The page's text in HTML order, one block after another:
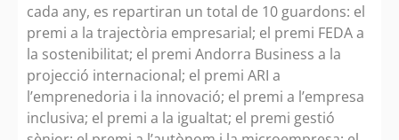
cada any, es repartiran un total de 10 guardons: el
premi a la trajectòria empresarial; el premi FEDA a
la sostenibilitat; el premi Andorra Business a la
projecció internacional; el premi ARI a
l’emprenedoria i la innovació; el premi a l’empresa
inclusiva; el premi a la igualtat; el premi gestió